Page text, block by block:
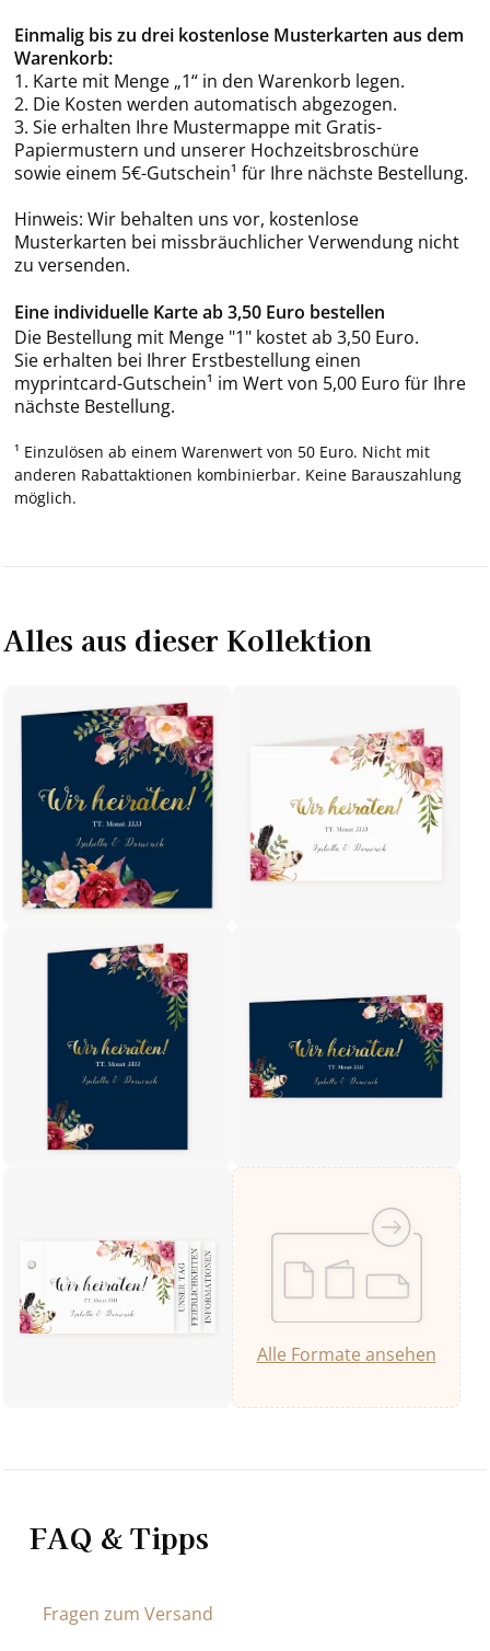
Einmalig bis zu drei kostenlose Musterkarten aus dem
Warenkorb:
1. Karte mit Menge „1“ in den Warenkorb legen.
2. Die Kosten werden automatisch abgezogen.
3. Sie erhalten Ihre Mustermappe mit Gratis-
Papiermustern und unserer Hochzeitsbroschüre
sowie einem 5€-Gutschein¹ für Ihre nächste Bestellung.
Hinweis: Wir behalten uns vor, kostenlose
Musterkarten bei missbräuchlicher Verwendung nicht
zu versenden.
Eine individuelle Karte ab 3,50 Euro bestellen
Die Bestellung mit Menge "1" kostet ab 3,50 Euro.
Sie erhalten bei Ihrer Erstbestellung einen
myprintcard-Gutschein¹ im Wert von 5,00 Euro für Ihre
nächste Bestellung.
¹ Einzulösen ab einem Warenwert von 50 Euro. Nicht mit
anderen Rabattaktionen kombinierbar. Keine Barauszahlung
möglich.
Alles aus dieser Kollektion
Alle Formate ansehen
FAQ & Tipps
Fragen zum Versand